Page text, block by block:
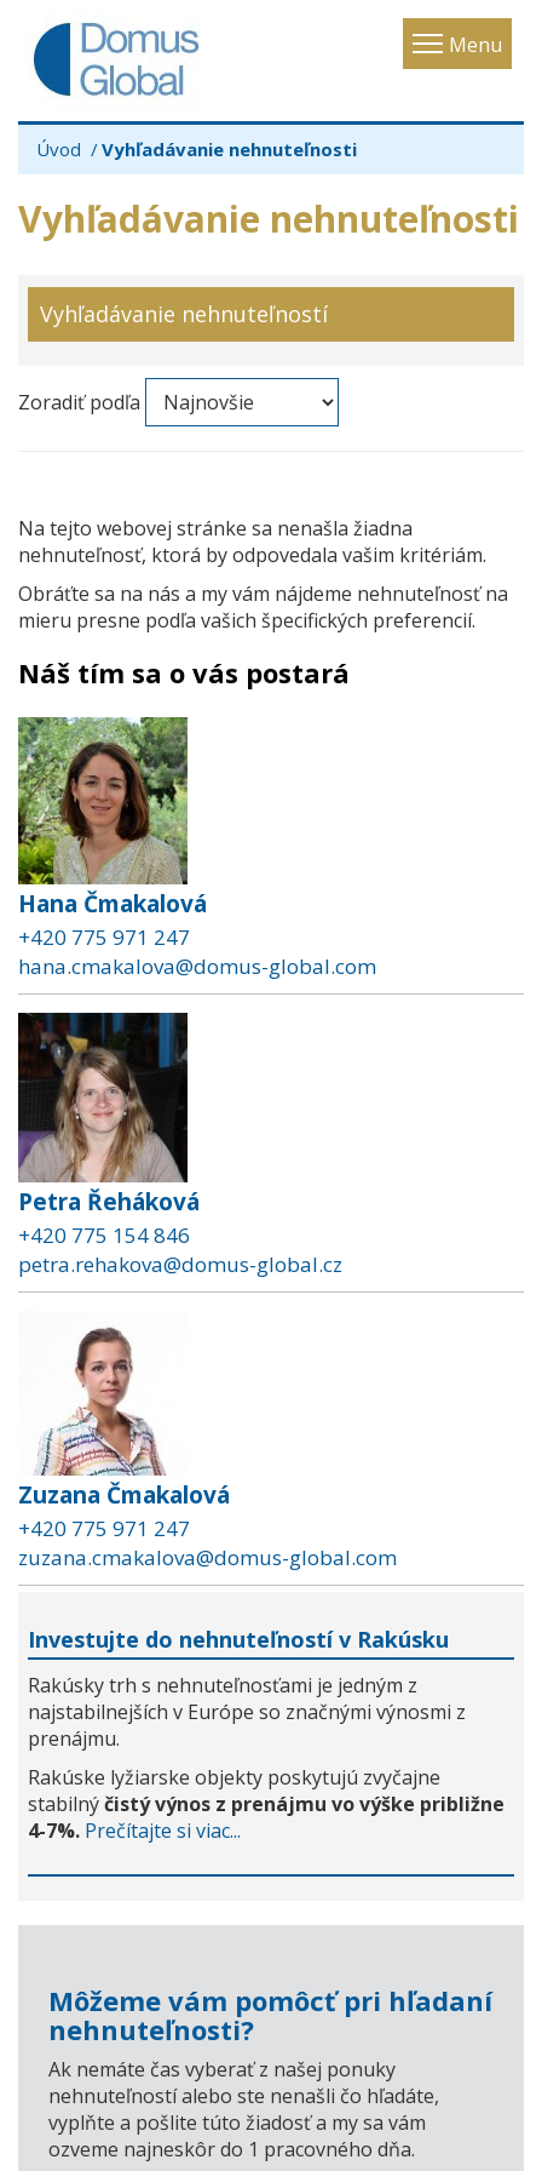
Menu
Toggle
Úvod Vyhľadávanie nehnuteľnosti
Vyhľadávanie nehnuteľnosti
Vyhľadávanie nehnuteľností
Zoradiť podľa
Na tejto webovej stránke sa nenašla žiadna
nehnuteľnosť, ktorá by odpovedala vašim kritériám.
Obráťte sa na nás a my vám nájdeme nehnuteľnosť na
mieru presne podľa vašich špecifických preferencií.
Náš tím sa o vás postará
Hana Čmakalová
+420 775 971 247
hana.cmakalova@domus-global.com
Petra Řeháková
+420 775 154 846
petra.rehakova@domus-global.cz
Zuzana Čmakalová
+420 775 971 247
zuzana.cmakalova@domus-global.com
Investujte do nehnuteľností v Rakúsku
Rakúsky trh s nehnuteľnosťami je jedným z
najstabilnejších v Európe so značnými výnosmi z
prenájmu.
Rakúske lyžiarske objekty poskytujú zvyčajne
stabilnýčistý výnos z prenájmu vo výške približne
4-7%. Prečítajte si viac...
Môžeme vám pomôcť pri hľadaní
nehnuteľnosti?
Ak nemáte čas vyberať z našej ponuky
nehnuteľností alebo ste nenašli čo hľadáte,
vyplňte a pošlite túto žiadosť a my sa vám
ozveme najneskôr do 1 pracovného dňa.